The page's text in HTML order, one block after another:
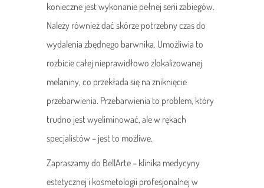
konieczne jest wykonanie pełnej serii zabiegów.
Należy również dać skórze potrzebny czas do
wydalenia zbędnego barwnika. Umożliwia to
rozbicie całej nieprawidłowo zlokalizowanej
melaniny, co przekłada się na zniknięcie
przebarwienia. Przebarwienia to problem, który
trudno jest wyeliminować, ale w rękach
specjalistów – jest to możliwe.
Zapraszamy do BellArte – klinika medycyny
estetycznej i kosmetologii profesjonalnej w